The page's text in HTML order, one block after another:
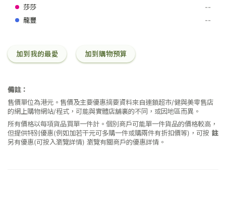
升--
--
加到我的最愛 加到購物預算
備註：
售價單位為港元。售價及主要優惠摘要資料來自連鎖超市/健與美零售店
的網上購物網站/程式，可能與實體店舖裏的不同，或因地區而異。
所有價格以每項貨品買單一件計。個別商戶可能單一件貨品的價格較高，
但提供特別優惠(例如加若干元可多購一件或購兩件有折扣價等)，可按 註
另有優惠(可按入瀏覽詳情)瀏覽有關商戶的優惠詳情。